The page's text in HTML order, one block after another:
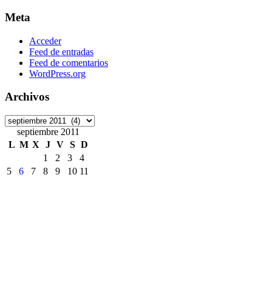
Meta
Acceder
Feed de entradas
Feed de comentarios
WordPress.org
Archivos
Archivos
septiembre 2011
L M X J V S D
1
2 3
4
5
6 7 8 9 10 11